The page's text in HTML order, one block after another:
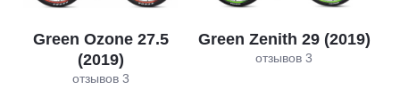
Green Ozone 27.5
(2019)
отзывов 3
Green Zenith 29 (2019)
отзывов 3